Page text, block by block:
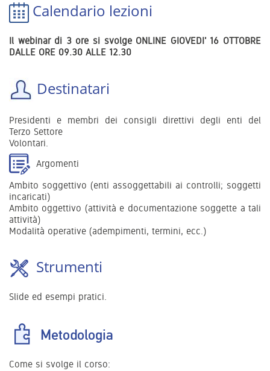
Calendario lezioni
Il webinar di 3 ore si svolge ONLINE GIOVEDI' 16 OTTOBRE
DALLE ORE 09.30 ALLE 12.30
Destinatari
Presidenti e membri dei consigli direttivi degli enti del
Terzo Settore
Volontari.
Argomenti
Ambito soggettivo (enti assoggettabili ai controlli; soggetti
incaricati)
Ambito oggettivo (attività e documentazione soggette a tali
attività)
Modalità operative (adempimenti, termini, ecc.)
Strumenti
Slide ed esempi pratici.
Metodologia
Come si svolge il corso: